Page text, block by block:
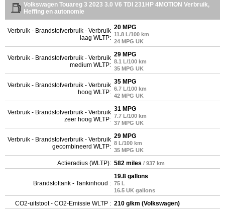
Volkswagen Touareg 3 2023 3.0 V6 TDI 231HP 4MOTION Verbruik,
Heffing en autonomie
Verbruik - Brandstofverbruik - Verbruik
laag WLTP:
20 MPG
11.8 L/100 km
24 MPG UK
Verbruik - Brandstofverbruik - Verbruik
medium WLTP:
29 MPG
8.1 L/100 km
35 MPG UK
Verbruik - Brandstofverbruik - Verbruik
hoog WLTP:
35 MPG
6.7 L/100 km
42 MPG UK
Verbruik - Brandstofverbruik - Verbruik
zeer hoog WLTP:
31 MPG
7.7 L/100 km
37 MPG UK
Verbruik - Brandstofverbruik - Verbruik
gecombineerd WLTP:
29 MPG
8 L/100 km
35 MPG UK
Actieradius (WLTP): 582 miles / 937 km
Brandstoftank - Tankinhoud :
19.8 gallons
75 L
16.5 UK gallons
CO2-uitstoot - CO2-Emissie WLTP : 210 g/km (Volkswagen)